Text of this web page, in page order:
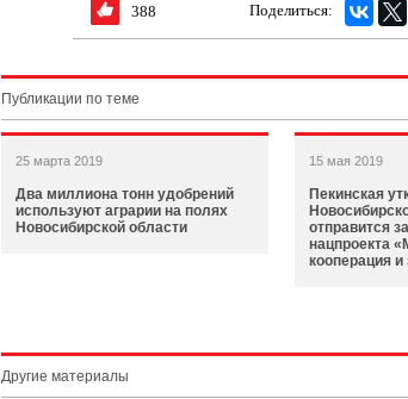
388 Поделиться:
Публикации по теме
25 марта 2019
Два миллиона тонн удобрений
используют аграрии на полях
Новосибирской области
15 мая 2019
Пекинская
отправится
нацпроекта
кооперация и
Другие материалы